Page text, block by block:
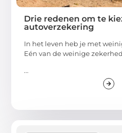
Drie redenen om te
autoverzekering
In het leven heb je met
Eén van de weinige
...